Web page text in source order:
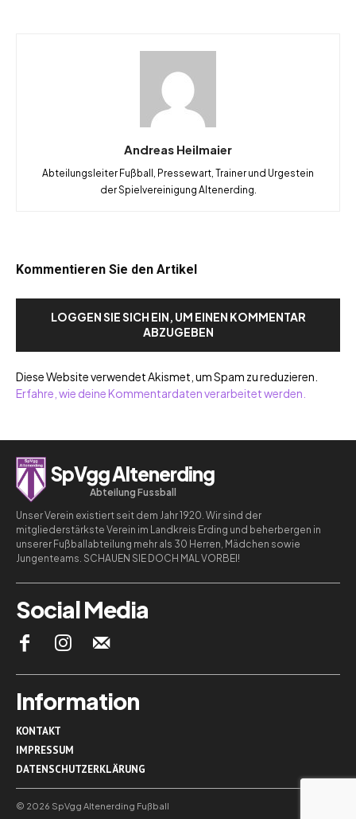
Andreas Heilmaier
Abteilungsleiter Fußball, Pressewart, Trainer und Urgestein
der Spielvereinigung Altenerding.
Kommentieren Sie den Artikel
LOGGEN SIE SICH EIN, UM EINEN KOMMENTAR
ABZUGEBEN
Diese Website verwendet Akismet, um Spam zu reduzieren.
Erfahre, wie deine Kommentardaten verarbeitet werden.
SpVgg Altenerding
Abteilung Fussball
Unser Verein existiert seit dem Jahr 1920. Wir sind der
mitgliederstärkste Verein im Landkreis Erding und beherbergen in
unserer Fußballabteilung mehr als 30 Herren, Mädchen sowie
Jungenteams. SCHAUEN SIE DOCH MAL VORBEI!
Social Media
Information
KONTAKT
IMPRESSUM
DATENSCHUTZERKLÄRUNG
© 2026 SpVgg Altenerding Fußball